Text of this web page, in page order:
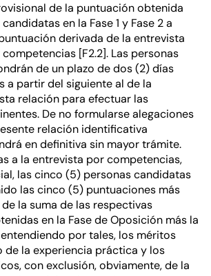
de la puntuación obtenida
en la Fase 1 y Fase 2 a
derivada de la entrevista
[F2.2]. Las personas
de un plazo de dos (2) días
a partir del siguiente al de la
relación para efectuar las
De no formularse alegaciones
relación identificativa
en definitiva sin mayor trámite.
a la entrevista por competencias,
las cinco (5) personas candidatas
las cinco (5) puntuaciones más
la suma de las respectivas
en la Fase de Oposición más la
por tales, los méritos
de la experiencia práctica y los
con exclusión, obviamente, de la